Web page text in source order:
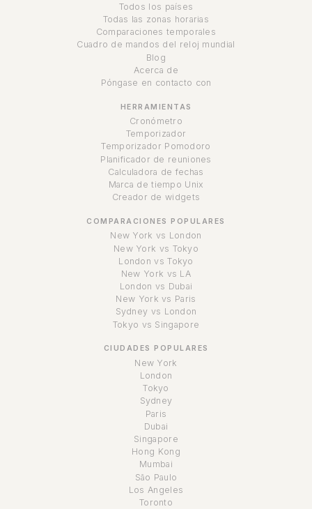
Todos los países
Todas las zonas horarias
Comparaciones temporales
Cuadro de mandos del reloj mundial
Blog
Acerca de
Póngase en contacto con
HERRAMIENTAS
Cronómetro
Temporizador
Temporizador Pomodoro
Planificador de reuniones
Calculadora de fechas
Marca de tiempo Unix
Creador de widgets
COMPARACIONES POPULARES
New York vs London
New York vs Tokyo
London vs Tokyo
New York vs LA
London vs Dubai
New York vs Paris
Sydney vs London
Tokyo vs Singapore
CIUDADES POPULARES
New York
London
Tokyo
Sydney
Paris
Dubai
Singapore
Hong Kong
Mumbai
São Paulo
Los Angeles
Toronto